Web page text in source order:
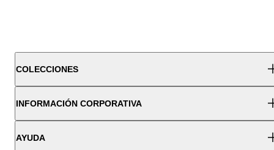
COLECCIONES
INFORMACIÓN CORPORATIVA
AYUDA